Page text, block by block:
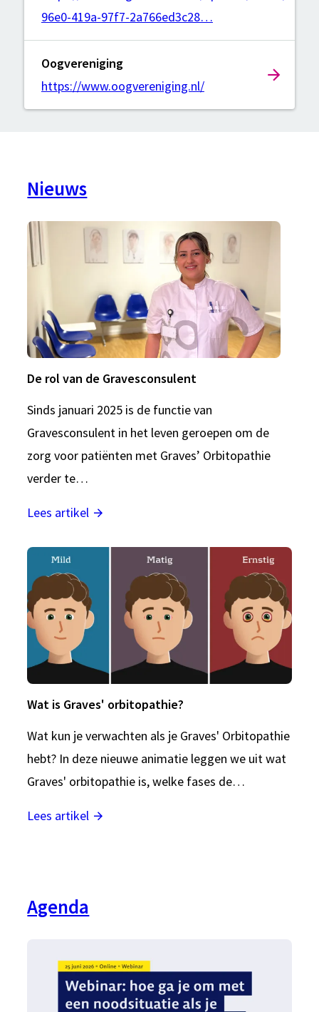
96e0-419a-97f7-2a766ed3c28…
Oogvereniging
https://www.oogvereniging.nl/
Nieuws
en
agenda
Nieuws
De rol van de Gravesconsulent
Sinds januari 2025 is de functie van
Gravesconsulent in het leven geroepen om de
zorg voor patiënten met Graves’ Orbitopathie
verder te…
Lees artikel
Wat is Graves' orbitopathie?
Wat kun je verwachten als je Graves' Orbitopathie
hebt? In deze nieuwe animatie leggen we uit wat
Graves' orbitopathie is, welke fases de…
Lees artikel
Agenda